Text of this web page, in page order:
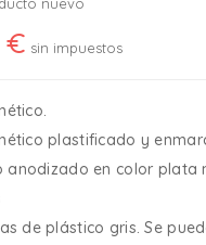
€ sin impuestos
plastificado y
anodizado en color plata
de plástico gris. Se